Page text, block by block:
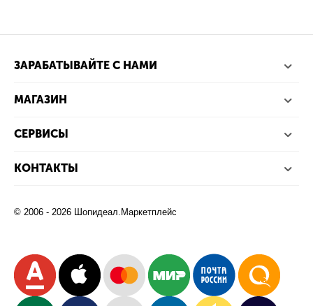
ЗАРАБАТЫВАЙТЕ С НАМИ
МАГАЗИН
СЕРВИСЫ
КОНТАКТЫ
© 2006 - 2026 Шопидеал.Маркетплейс